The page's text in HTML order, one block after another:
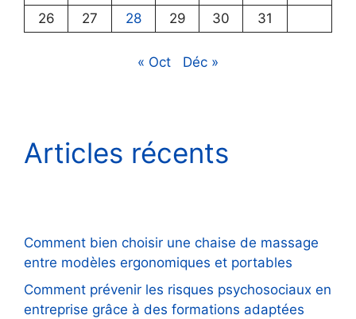
26
27 28 29 30 31
« Oct Déc »
Articles récents
Comment bien choisir une chaise de massage
entre modèles ergonomiques et portables
Comment prévenir les risques psychosociaux en
entreprise grâce à des formations adaptées